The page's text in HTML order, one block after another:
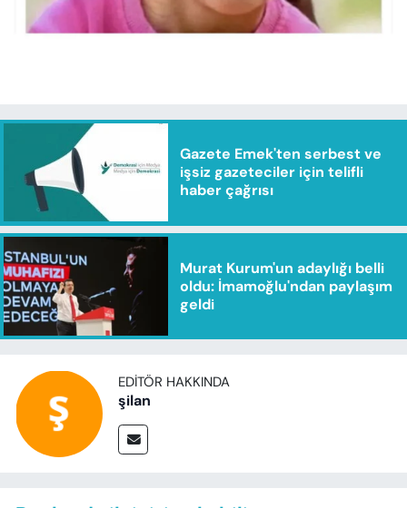
Gazete Emek'ten serbest ve
işsiz gazeteciler için telifli
haber çağrısı
Murat Kurum'un adaylığı belli
oldu: İmamoğlu'ndan paylaşım
geldi
EDITÖR HAKKINDA
şilan